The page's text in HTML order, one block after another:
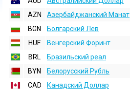
AZN
Азербайджанский Манат
BGN
Болгарский Лев
HUF
Венгерский Форинт
BRL
Бразильский реал
BYN
Белорусский Рубль
CAD
Канадский Доллар